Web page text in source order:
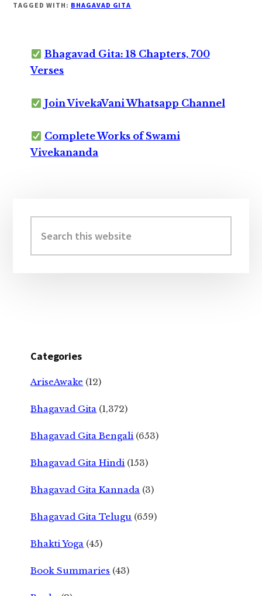
TAGGED WITH: BHAGAVAD GITA
Bhagavad Gita: 18 Chapters, 700
Verses
Join VivekaVani Whatsapp Channel
Complete Works of Swami
Vivekananda
Sidebar
this
website
Categories
AriseAwake (12)
Bhagavad Gita (1,372)
Bhagavad Gita Bengali (653)
Bhagavad Gita Hindi (153)
Bhagavad Gita Kannada (3)
Bhagavad Gita Telugu (659)
Bhakti Yoga (45)
Book Summaries (43)